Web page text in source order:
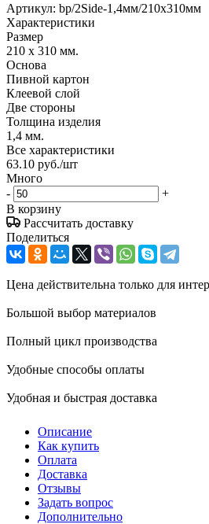
Артикул: bp/2Side-1,4мм/210х310мм
Характеристики
Размер
210 x 310 мм.
Основа
Пивной картон
Клеевой слой
Две стороны
Толщина изделия
1,4 мм.
Все характеристики
63.10 руб./шт
Много
-
+
В корзину
Рассчитать доставку
Поделиться
Цена действительна только для
Большой выбор материалов
Полный цикл производства
Удобные способы оплаты
Удобная и быстрая доставка
Описание
Как купить
Оплата
Доставка
Отзывы
Задать вопрос
Дополнительно